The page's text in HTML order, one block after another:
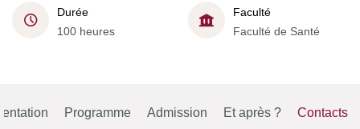
Durée
100 heures
Faculté
Faculté de Santé
Programme Admission Et après ? Contacts